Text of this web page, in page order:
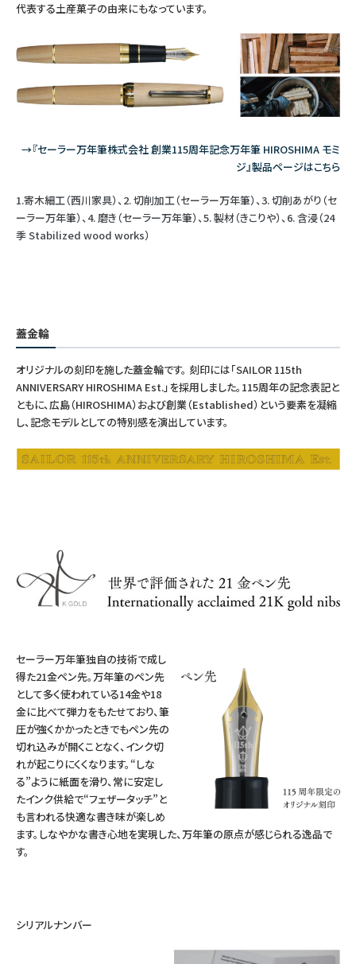
代表する土産菓子の由来にもなっています。
→『セーラー万年筆株式会社 創業115周年記念万年筆 HIROSHIMA モミ
ジ』製品ページはこちら
1.寄木細工（西川家具）、2. 切削加工（セーラー万年筆）、3. 切削あがり（セ
ーラー万年筆）、4. 磨き（セーラー万年筆）、5. 製材（きこりや）、6. 含浸（24
季 Stabilized wood works）
蓋金輪
オリジナルの刻印を施した蓋金輪です。 刻印には「SAILOR 115th
ANNIVERSARY HIROSHIMA Est.」を採用しました。115周年の記念表記と
ともに、広島（HIROSHIMA）および創業（Established）という要素を凝縮
し、記念モデルとしての特別感を演出しています。
セーラー万年筆独自の技術で成し
得た21金ペン先。万年筆のペン先
として多く使われている14金や18
金に比べて弾力をもたせており、筆
圧が強くかかったときでもペン先の
切れ込みが開くことなく、インク切
れが起こりにくくなります。“しな
る”ように紙面を滑り、常に安定し
たインク供給で“フェザータッチ”と
も言われる快適な書き味が楽しめ
ます。しなやかな書き心地を実現した、万年筆の原点が感じられる逸品で
す。
シリアルナンバー